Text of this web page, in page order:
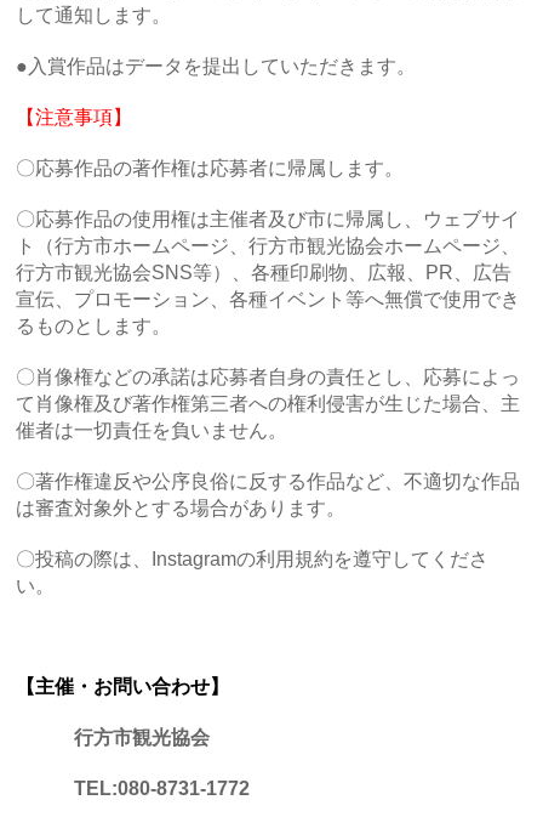
して通知します。
●入賞作品はデータを提出していただきます。
【注意事項】
〇応募作品の著作権は応募者に帰属します。
〇応募作品の使用権は主催者及び市に帰属し、ウェブサイ
ト（行方市ホームページ、行方市観光協会ホームページ、
行方市観光協会SNS等）、各種印刷物、広報、PR、広告
宣伝、プロモーション、各種イベント等へ無償で使用でき
るものとします。
〇肖像権などの承諾は応募者自身の責任とし、応募によっ
て肖像権及び著作権第三者への権利侵害が生じた場合、 主
催者は一切責任を負いません。
〇著作権違反や公序良俗に反する作品など、不適切な作品
は審査対象外とする場合があります。
〇投稿の際は、Instagramの利用規約を遵守してくださ
い。
【主催・お問い合わせ】
行方市観光協会
TEL:080-8731-1772